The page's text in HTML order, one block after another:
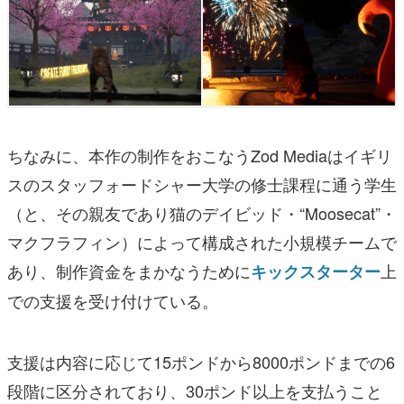
ちなみに、本作の制作をおこなうZod Mediaはイギリ
スのスタッフォードシャー大学の修士課程に通う学生
（と、その親友であり猫のデイビッド・“Moosecat”・
マクフラフィン）によって構成された小規模チームで
あり、制作資金をまかなうためにキックスターター上
での支援を受け付けている。
支援は内容に応じて15ポンドから8000ポンドまでの6
段階に区分されており、30ポンド以上を支払うこと